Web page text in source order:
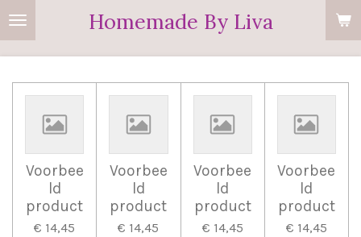
Ga
direct
de
Homemade By Liva
Voorbee
ld
product
€ 14,45
Voorbee
ld
product
€ 14,45
Voorbee
ld
product
€ 14,45
Voorbee
ld
product
€ 14,45